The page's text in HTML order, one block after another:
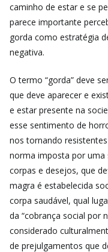
caminho de estar e se
parece importante
gorda como estratégia
negativa.
O termo “gorda” deve
que deve aparecer e
e estar presente na
esse sentimento de
nos tornando
norma imposta por uma
corpas e desejos, que
magra é estabelecida
corpa saudável, qual
da “cobrança social por
considerado
de prejulgamentos que